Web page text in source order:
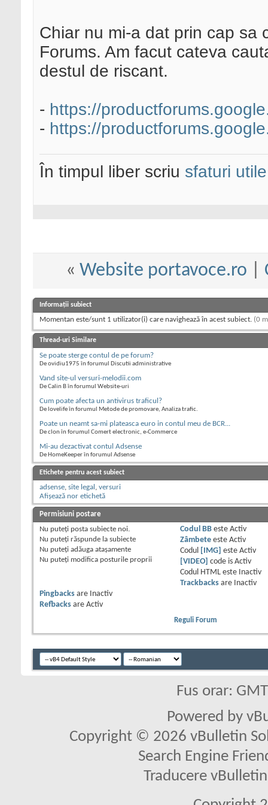
Chiar nu mi-a dat prin cap sa
Forums. Am facut cateva
destul de riscant.
- https://
- https://
În timpul liber scriu sfaturi utile
« Website portavoce.ro
Informații subiect
Momentan este/sunt 1 utilizator(i) care navighează în acest subiect. (0
Thread-uri Similare
Se poate sterge contul de pe forum?
De ovidiu1975 în forumul Discutii administrative
Vand site-ul versuri-melodii.com
De Calin B în forumul Website-uri
Cum poate afecta un antivirus traficul?
De lovelife în forumul Metode de promovare, Analiza trafic.
Poate un neamt sa-mi plateasca euro in contul meu de BCR...
De clon în forumul Comert electronic, e-Commerce
Mi-au dezactivat contul Adsense
De HomeKeeper în forumul Adsense
Etichete pentru acest subiect
adsense, site legal , versuri
Afișează nor etichetă
Permisiuni postare
Nu puteţi posta subiecte noi.
Nu puteţi răspunde la subiecte
Nu puteţi adăuga ataşamente
Nu puteţi modifica posturile proprii
Codul BBeste Activ
Zâmbeteeste Activ
Codul
[IMG] este Activ
[VIDEO]
code is Activ
Codul HTML este
Inactiv
Trackbacksare
Inactiv
Pingbacks are
Inactiv
Refbacks are Activ
Reguli Forum
Fus orar:
Powered by
Copyright © 2026 vBulletin
Search Engine
Traducere